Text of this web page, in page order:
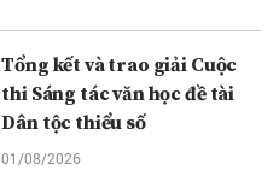
Tổng kết và trao giải Cuộc
thi Sáng tác văn học đề tài
Dân tộc thiểu số
01/08/2026